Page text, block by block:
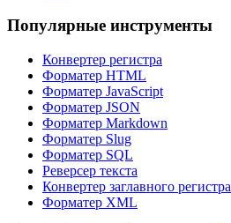
Популярные инструменты
Конвертер регистра
Форматер HTML
Форматер JavaScript
Форматер JSON
Форматер Markdown
Форматер Slug
Форматер SQL
Реверсер текста
Конвертер заглавного регистра
Форматер XML